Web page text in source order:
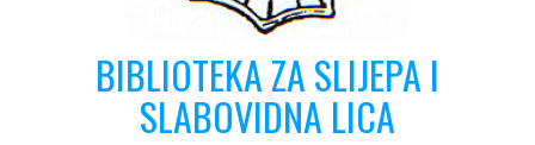
BIBLIOTEKA ZA SLIJEPA I
SLABOVIDNA LICA